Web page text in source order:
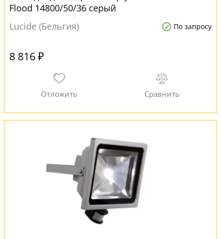
Flood 14800/50/36 серый
Lucide (Бельгия)
По запросу
8 816 ₽